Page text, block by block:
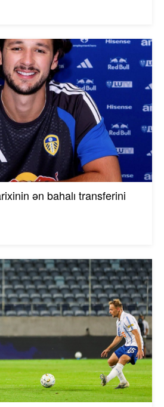
ən bahalı transferini